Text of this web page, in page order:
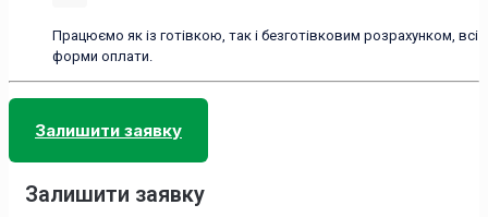
Працюємо як із готівкою, так і безготівковим розрахунком, всі
форми оплати.
Залишити заявку
Залишити заявку